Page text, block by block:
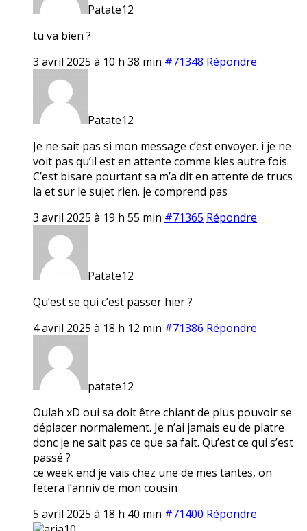
Patate12
tu va bien ?
3 avril 2025 à 10 h 38 min #71348 Répondre
Patate12
Je ne sait pas si mon message c’est envoyer. i je ne
voit pas qu’il est en attente comme kles autre fois.
C’est bisare pourtant sa m’a dit en attente de trucs
la et sur le sujet rien. je comprend pas
3 avril 2025 à 19 h 55 min #71365 Répondre
Patate12
Qu’est se qui c’est passer hier ?
4 avril 2025 à 18 h 12 min #71386 Répondre
patate12
Oulah xD oui sa doit être chiant de plus pouvoir se
déplacer normalement. Je n’ai jamais eu de platre
donc je ne sait pas ce que sa fait. Qu’est ce qui s’est
passé ?
ce week end je vais chez une de mes tantes, on
fetera l’anniv de mon cousin
5 avril 2025 à 18 h 40 min #71400 Répondre